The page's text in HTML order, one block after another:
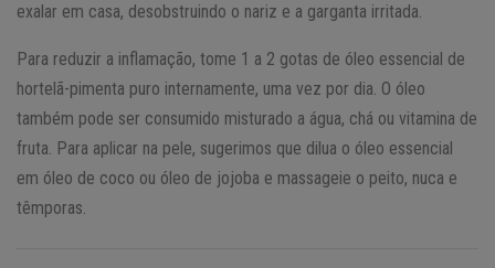
exalar em casa, desobstruindo o nariz e a garganta irritada.
Para reduzir a inflamação, tome 1 a 2 gotas de óleo essencial de
hortelã-pimenta puro internamente, uma vez por dia. O óleo
também pode ser consumido misturado a água, chá ou vitamina de
fruta. Para aplicar na pele, sugerimos que dilua o óleo essencial
em óleo de coco ou óleo de jojoba e massageie o peito, nuca e
têmporas.